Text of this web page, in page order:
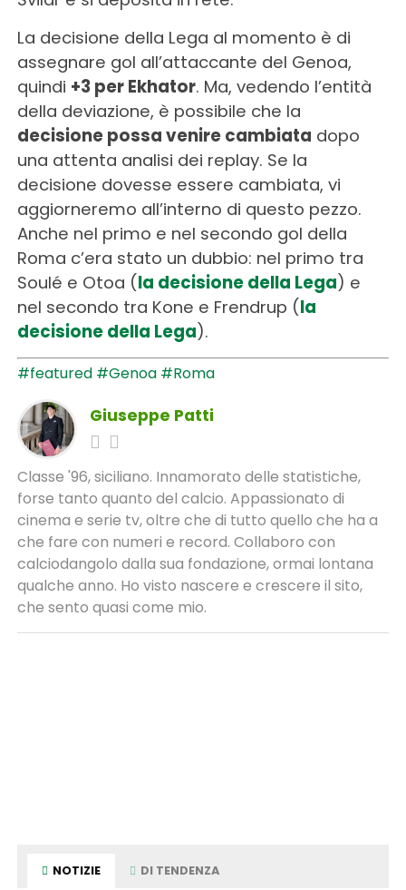
La decisione della Lega al momento è di
assegnare gol all’attaccante del Genoa,
quindi +3 per Ekhator. Ma, vedendo l’entità
della deviazione, è possibile che la
decisione possa venire cambiata dopo
una attenta analisi dei replay. Se la
decisione dovesse essere cambiata, vi
aggiorneremo all’interno di questo pezzo.
Anche nel primo e nel secondo gol della
Roma c’era stato un dubbio: nel primo tra
Soulé e Otoa (la decisione della Lega) e
nel secondo tra Kone e Frendrup (la
decisione della Lega).
#featured #Genoa #Roma
Giuseppe Patti
Classe '96, siciliano. Innamorato delle statistiche,
forse tanto quanto del calcio. Appassionato di
cinema e serie tv, oltre che di tutto quello che ha a
che fare con numeri e record. Collaboro con
calciodangolo dalla sua fondazione, ormai lontana
qualche anno. Ho visto nascere e crescere il sito,
che sento quasi come mio.
NOTIZIE DI TENDENZA